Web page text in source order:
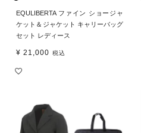
EQULIBERTA ファイン ショージャ
ケット＆ジャケット キャリーバッグ
セット レディース
¥ 21,000 税込